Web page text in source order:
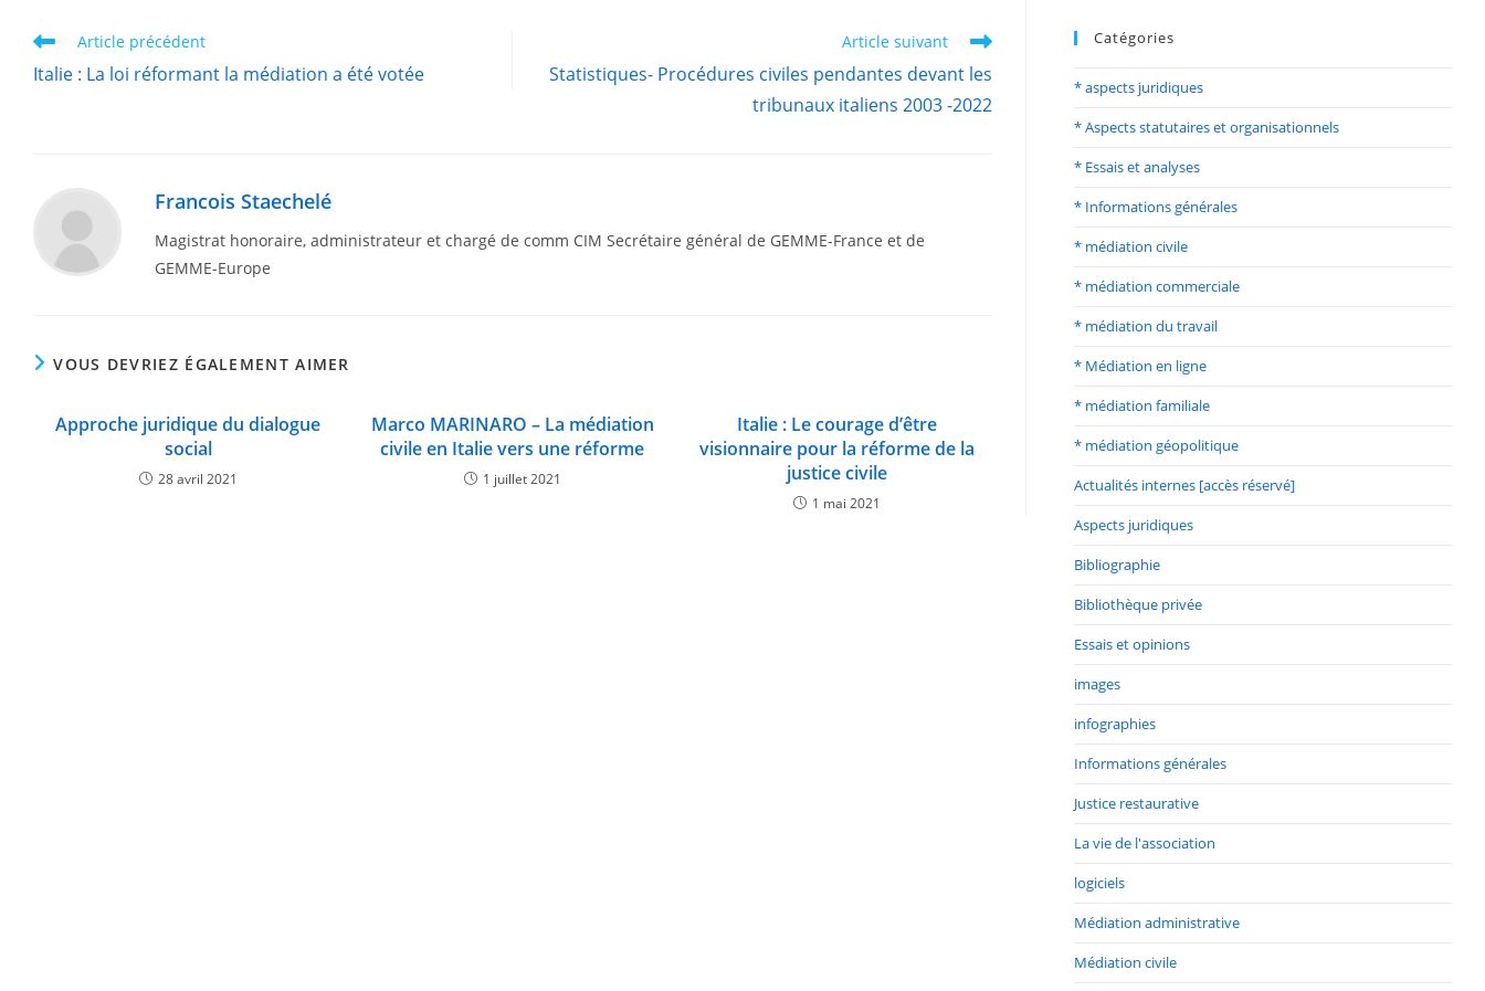
Article précédent
Italie : La loi réformant la médiation a été votée
Article suivant
Statistiques- Procédures civiles pendantes devant les
tribunaux italiens 2003 -2022
Francois Staechelé
Magistrat honoraire, administrateur et chargé de comm CIM Secrétaire général de GEMME-France et de
GEMME-Europe
VOUS DEVRIEZ ÉGALEMENT AIMER
Approche juridique du dialogue
social
28 avril 2021
Marco MARINARO – La médiation
civile en Italie vers une réforme
1 juillet 2021
Italie : Le courage d’être
visionnaire pour la réforme de la
justice civile
1 mai 2021
Catégories
* aspects juridiques
* Aspects statutaires et organisationnels
* Essais et analyses
* Informations générales
* médiation civile
* médiation commerciale
* médiation du travail
* Médiation en ligne
* médiation familiale
* médiation géopolitique
Actualités internes [accès réservé]
Aspects juridiques
Bibliographie
Bibliothèque privée
Essais et opinions
images
infographies
Informations générales
Justice restaurative
La vie de l'association
logiciels
Médiation administrative
Médiation civile